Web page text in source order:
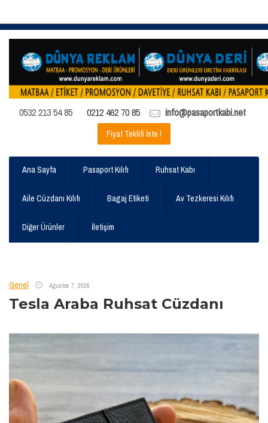
0532 213 54 85 0212 462 70 85 info@pasaportkabi.net
Fiyat Teklifi İste !
Ana Sayfa Pasaport Kılıfı Ruhsat Kabı
Aile Cüzdanı Kılıfı Bagaj Etiketi Av Tezkeresi Kılıfı
Diğer Ürünler İletişim
Genel Ağustos 7, 2026
Tesla Araba Ruhsat Cüzdanı